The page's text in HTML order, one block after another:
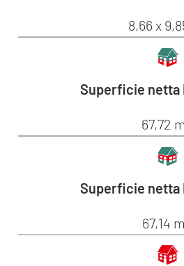
8,66 x
Superficie netta
67,72
Superficie netta
67,14